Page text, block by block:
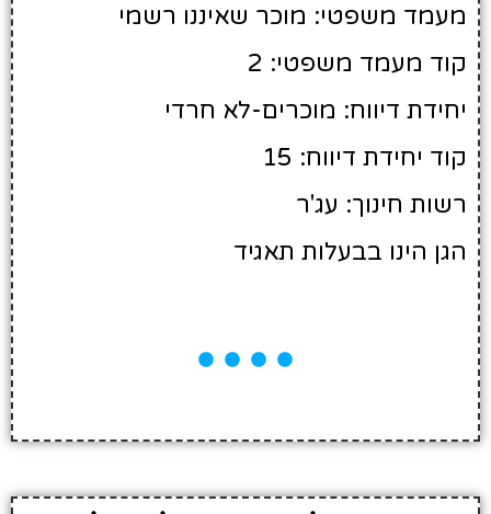
מעמד משפטי: מוכר שאיננו רשמי
קוד מעמד משפטי: 2
יחידת דיווח: מוכרים-לא חרדי
קוד יחידת דיווח: 15
רשות חינוך: עג'ר
הגן הינו בבעלות תאגיד